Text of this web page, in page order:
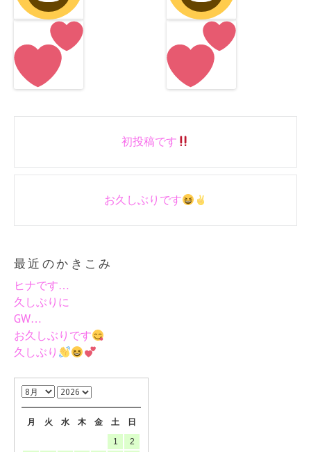
初投稿です
お久しぶりです
最近のかきこみ
ヒナです…
久しぶりに
GW…
お久しぶりです
久しぶり
月 火 水 木 金 土 日
1
2